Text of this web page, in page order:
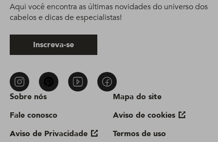
Sobre nós
Fale conosco
Aviso de Privacidade
Mapa do site
Aviso de cookies
Termos de uso
Aqui você encontra as últimas novidades do universo dos
cabelos e dicas de especialistas!
Inscreva-se